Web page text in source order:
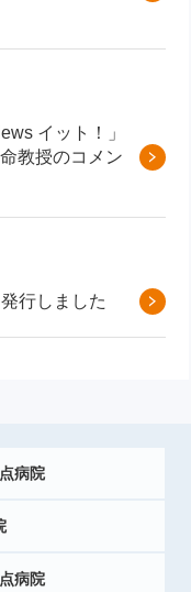
イット！」
教授のコメン
行しました
病院
病院